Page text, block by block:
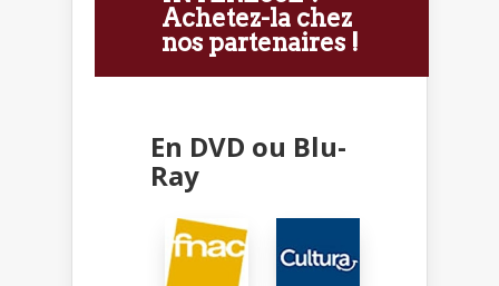
Achetez-la chez
nos partenaires !
En DVD ou Blu-
Ray